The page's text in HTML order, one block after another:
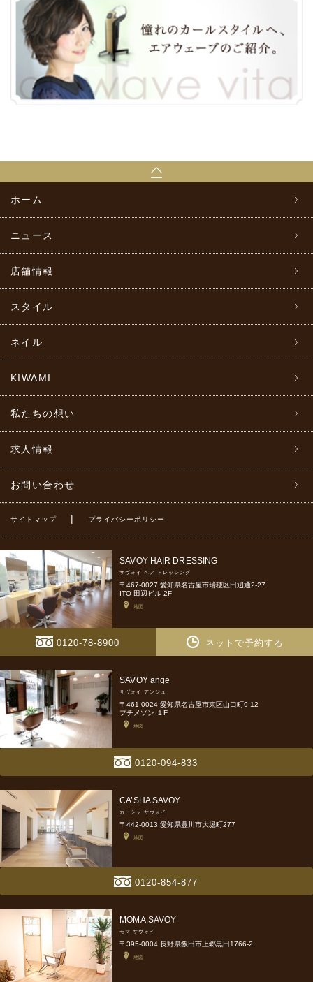
ホーム
ニュース
店舗情報
スタイル
ネイル
KIWAMI
私たちの想い
求人情報
お問い合わせ
サイトマップ | プライバシーポリシー
SAVOY HAIR DRESSING
サヴォイ ヘア ドレッシング
〒467-0027 愛知県名古屋市瑞穂区田辺通2-27
ITO 田辺ビル 2F
地図
0120-78-8900 ネットで予約する
SAVOY ange
サヴォイ アンジュ
〒461-0024 愛知県名古屋市東区山口町9-12
プチメゾン １F
地図
0120-094-833
CA’SHA SAVOY
カーシャ サヴォイ
〒442-0013 愛知県豊川市大堀町277
地図
0120-854-877
MOMA.SAVOY
モマ サヴォイ
〒395-0004 長野県飯田市上郷黒田1766-2
地図